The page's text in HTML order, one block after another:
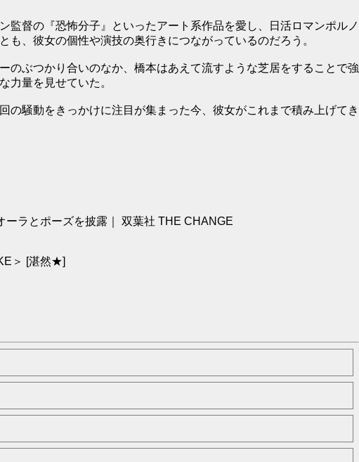
督の『恐怖分子』といったアート系作品を愛し、日活ロマンポルノ
、彼女の個性や演技の奥行きにつながっているのだろう。
ぶつかり合いのなか、橋本はあえて流すような芝居をすることで強
力量を見せていた。
騒動をきっかけに注目が集まった今、彼女がこれまで積み上げてき
ーラとポーズを披露｜ 双葉社 THE CHANGE
＞ [湛然★]